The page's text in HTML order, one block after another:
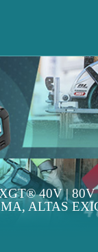
40V | 80V
ALTAS